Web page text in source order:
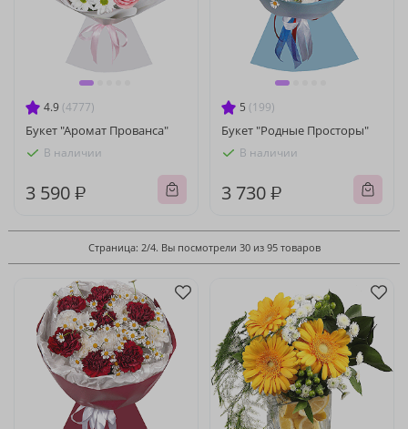
4.9 (4777)
Букет "Аромат Прованса"
В наличии
3 590 ₽
5 (199)
Букет "Родные Просторы"
В наличии
3 730 ₽
Страница: 2/4. Вы посмотрели 30 из 95 товаров